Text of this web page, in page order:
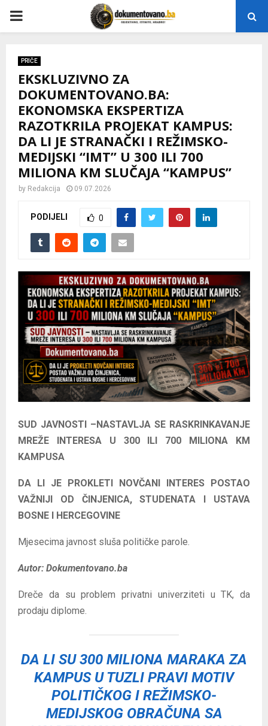
P
M
A
E
PRIČE
EKSKLUZIVNO ZA
DOKUMENTOVANO.BA:
EKONOMSKA EKSPERTIZA
RAZOTKRILA PROJEKAT KAMPUS:
DA LI JE STRANAČKI I REŽIMSKO-
MEDIJSKI “IMT” U 300 ILI 700
MILIONA KM SLUČAJA “KAMPUS”
by Redakcija 09.07.2026
PODIJELI 0
SUD JAVNOSTI –NASTAVLJA SE RASKRINKAVANJE
MREŽE INTERESA U 300 ILI 700 MILIONA KM
KAMPUSA
DA LI JE PROKLETI NOVČANI INTERES POSTAO
VAŽNIJI OD ČINJENICA, STUDENATA I USTAVA
BOSNE I HERCEGOVINE
Mjesecima javnost sluša političke parole.
Autor: Dokumentovano.ba
Dreče da su problem privatni univerziteti u TK, da
prodaju diplome.
DA LI SU 300 MILIONA MARAKA ZA
KAMPUS U TUZLI PRAVI MOTIV
POLITIČKOG I REŽIMSKO-
MEDIJSKOG OBRAČUNA SA